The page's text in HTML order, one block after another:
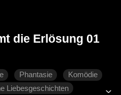
die Erlösung 01
Phantasie
Komödie
Liebesgeschichten